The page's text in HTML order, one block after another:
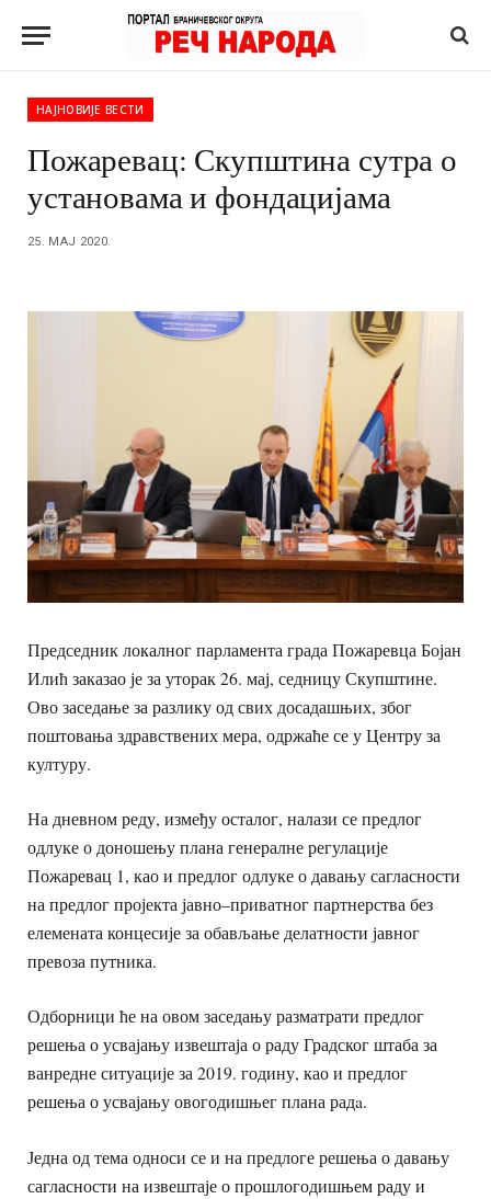
НАЈНОВИЈЕ ВЕСТИ
Пожаревац: Скупштина сутра о
установама и фондацијама
25. МАЈ 2020.
Председник локалног парламента града Пожаревца Бојан
Илић заказао је за уторак 26. мај, седницу Скупштине.
Ово заседање за разлику од свих досадашњих, због
поштовања здравствених мера, одржаће се у Центру за
културу.
На дневном реду, између осталог, налази се предлог
одлуке о доношењу плана генералне регулације
Пожаревац 1, као и предлог одлуке о давању сагласности
на предлог пројекта јавно–приватног партнерства без
елемената концесије за обављање делатности јавног
превоза путника.
Одборници ће на овом заседању разматрати предлог
решења о усвајању извештаја о раду Градског штаба за
ванредне ситуације за 2019. годину, као и предлог
решења о усвајању овогодишњег плана радa.
Једна од тема односи се и на предлоге решења о давању
сагласности на извештаје о прошлогодишњем раду и